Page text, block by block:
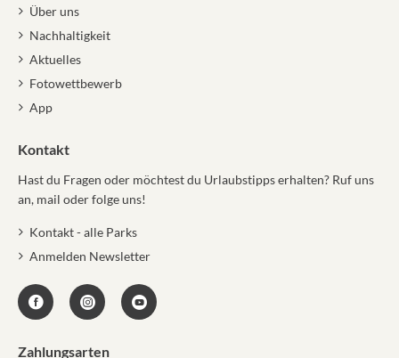
Über uns
Nachhaltigkeit
Aktuelles
Fotowettbewerb
App
Kontakt
Hast du Fragen oder möchtest du Urlaubstipps erhalten? Ruf uns
an, mail oder folge uns!
Kontakt - alle Parks
Anmelden Newsletter
Zahlungsarten